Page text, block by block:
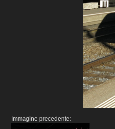
Immagine precedente: